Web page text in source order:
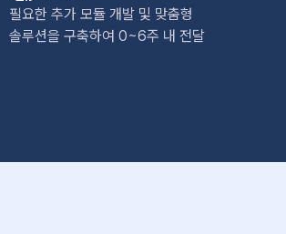
필요한 추가 모듈 개발 및 맞춤형
솔루션을 구축하여 0~6주 내 전달